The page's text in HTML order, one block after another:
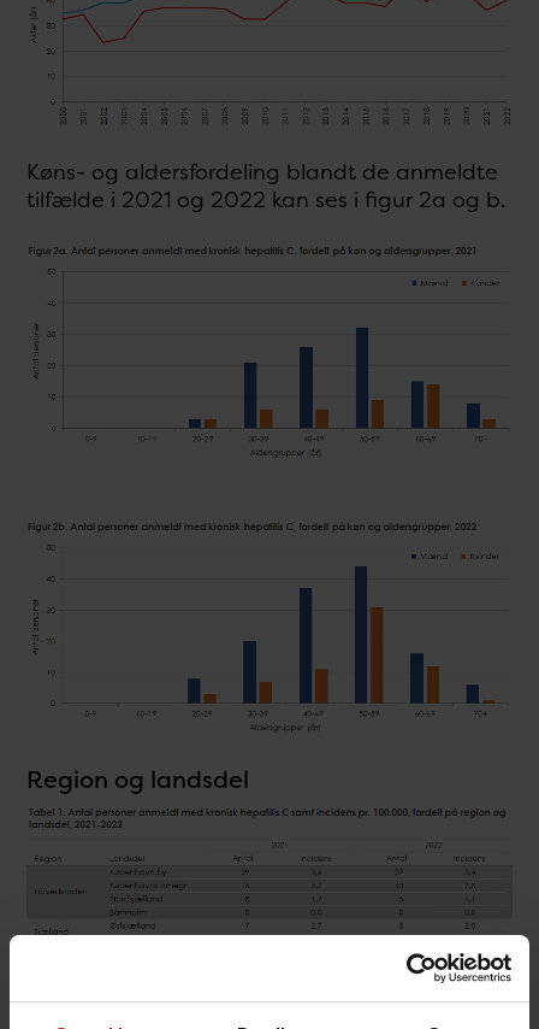
Køns- og aldersfordeling blandt de anmeldte
tilfælde i 2021 og 2022 kan ses i figur 2a og b.
Region og landsdel